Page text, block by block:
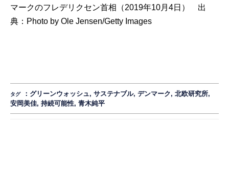
マークのフレデリクセン首相（2019年10月4日） 出
典： Photo by Ole Jensen/Getty Images
タグ ： グリーンウォッシュ ,サステナブル,デンマーク,北欧研究所,
安岡美佳,持続可能性,青木純平